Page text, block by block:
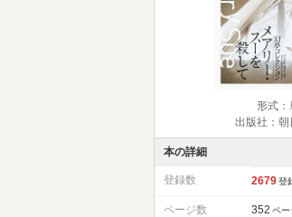
形式
出版社：朝
本の詳細
登録数 2679 登
ページ数 352 ペー